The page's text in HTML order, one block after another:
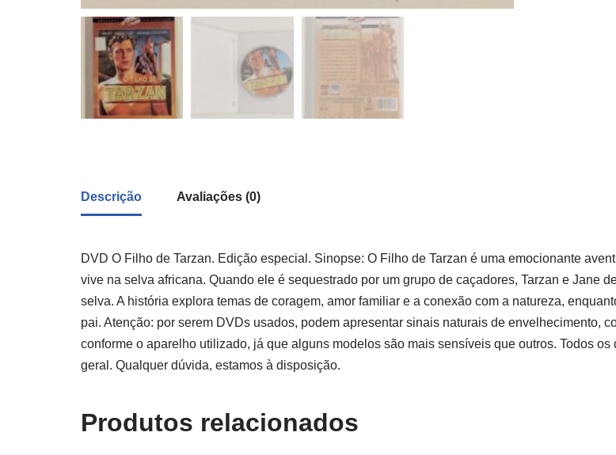
Descrição Avaliações (0)
DVD O Filho de Tarzan. Edição especial. Sinopse: O Filho de Tarzan é uma emocionante
vive na selva africana. Quando ele é sequestrado por um grupo de caçadores, Tarzan e Jane
selva. A história explora temas de coragem, amor familiar e a conexão com a natureza,
pai. Atenção: por serem DVDs usados, podem apresentar sinais naturais de envelhecimento,
conforme o aparelho utilizado, já que alguns modelos são mais sensíveis que outros. Todos
geral. Qualquer dúvida, estamos à disposição.
Produtos relacionados